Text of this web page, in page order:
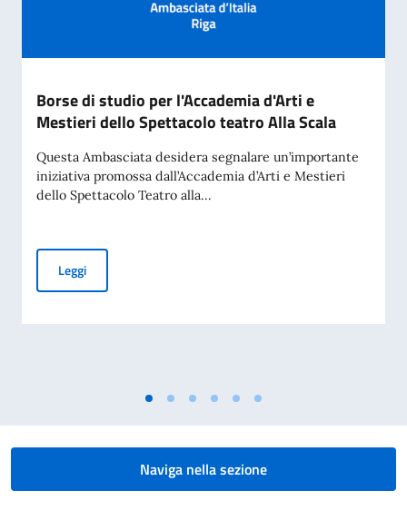
Borse di studio per l'Accademia d'Arti e
Mestieri dello Spettacolo teatro Alla Scala
Questa Ambasciata desidera segnalare un’importante
iniziativa promossa dall’Accademia d’Arti e Mestieri
dello Spettacolo Teatro alla...
LeggiBorse di studio per l'Accademia d'Arti e Mestieri dello
Naviga nella sezione